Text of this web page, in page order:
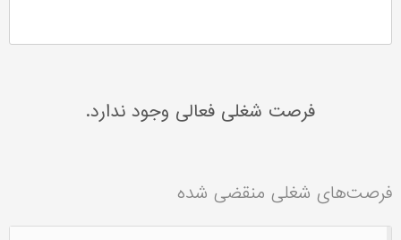
فرصت شغلی فعالی وجود ندارد.
فرصت‌های شغلی منقضی شده